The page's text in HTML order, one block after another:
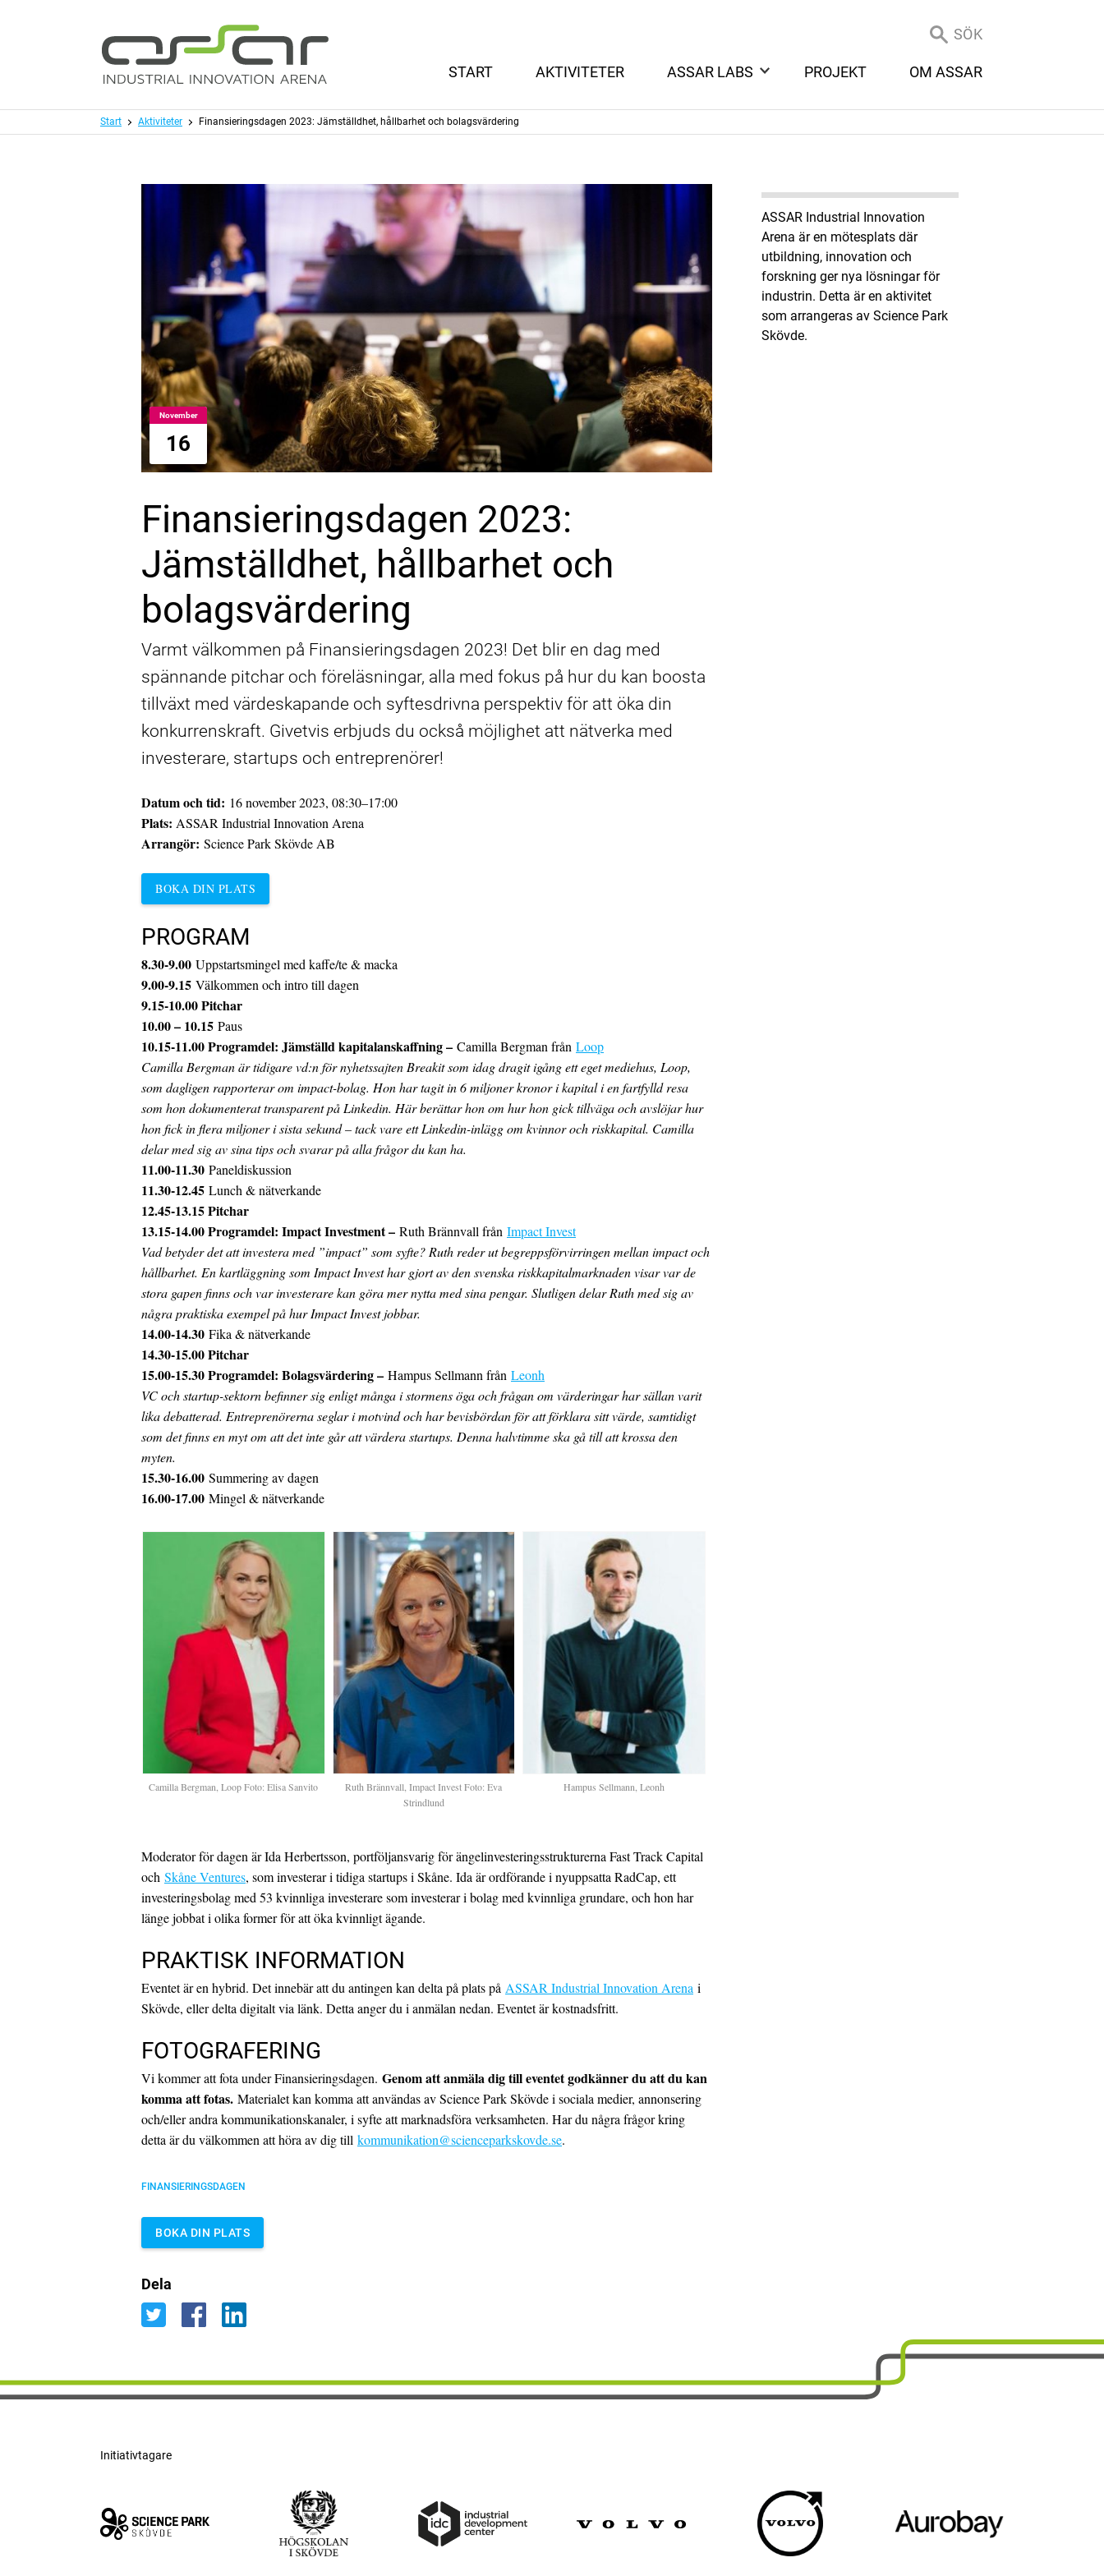
SÖK
START
AKTIVITETER ASSAR LABS PROJEKT OM ASSAR
Start Aktiviteter Finansieringsdagen 2023: Jämställdhet, hållbarhet och bolagsvärdering
November
16
Finansieringsdagen 2023:
Jämställdhet, hållbarhet och
bolagsvärdering
Varmt välkommen på Finansieringsdagen 2023! Det blir en dag med
spännande pitchar och föreläsningar, alla med fokus på hur du kan boosta
tillväxt med värdeskapande och syftesdrivna perspektiv för att öka din
konkurrenskraft. Givetvis erbjuds du också möjlighet att nätverka med
investerare, startups och entreprenörer!
Datum och tid: 16 november 2023, 08:30–17:00
Plats: ASSAR Industrial Innovation Arena
Arrangör: Science Park Skövde AB
BOKA DIN PLATS
PROGRAM
8.30-9.00 Uppstartsmingel med kaffe/te & macka
9.00-9.15 Välkommen och intro till dagen
9.15-10.00 Pitchar
10.00 – 10.15 Paus
10.15-11.00 Programdel: Jämställd kapitalanskaffning – Camilla Bergman från Loop
Camilla Bergman är tidigare vd:n för nyhetssajten Breakit som idag dragit igång ett eget mediehus, Loop,
som dagligen rapporterar om impact-bolag. Hon har tagit in 6 miljoner kronor i kapital i en fartfylld resa
som hon dokumenterat transparent på Linkedin. Här berättar hon om hur hon gick tillväga och avslöjar hur
hon fick in flera miljoner i sista sekund – tack vare ett Linkedin-inlägg om kvinnor och riskkapital. Camilla
delar med sig av sina tips och svarar på alla frågor du kan ha.
11.00-11.30 Paneldiskussion
11.30-12.45 Lunch & nätverkande
12.45-13.15 Pitchar
13.15-14.00 Programdel: Impact Investment – Ruth Brännvall från Impact Invest
Vad betyder det att investera med ”impact” som syfte? Ruth reder ut begreppsförvirringen mellan impact och
hållbarhet. En kartläggning som Impact Invest har gjort av den svenska riskkapitalmarknaden visar var de
stora gapen finns och var investerare kan göra mer nytta med sina pengar. Slutligen delar Ruth med sig av
några praktiska exempel på hur Impact Invest jobbar.
14.00-14.30 Fika & nätverkande
14.30-15.00 Pitchar
15.00-15.30 Programdel: Bolagsvärdering – Hampus Sellmann från Leonh
VC och startup-sektorn befinner sig enligt många i stormens öga och frågan om värderingar har sällan varit
lika debatterad. Entreprenörerna seglar i motvind och har bevisbördan för att förklara sitt värde, samtidigt
som det finns en myt om att det inte går att värdera startups. Denna halvtimme ska gå till att krossa den
myten.
15.30-16.00 Summering av dagen
16.00-17.00 Mingel & nätverkande
Camilla Bergman, Loop Foto: Elisa Sanvito
Ruth Brännvall, Impact Invest Foto: Eva
Strindlund
Hampus Sellmann, Leonh
Moderator för dagen är Ida Herbertsson, portföljansvarig för ängelinvesteringsstrukturerna Fast Track Capital
och Skåne Ventures, som investerar i tidiga startups i Skåne. Ida är ordförande i nyuppsatta RadCap, ett
investeringsbolag med 53 kvinnliga investerare som investerar i bolag med kvinnliga grundare, och hon har
länge jobbat i olika former för att öka kvinnligt ägande.
PRAKTISK INFORMATION
Eventet är en hybrid. Det innebär att du antingen kan delta på plats på ASSAR Industrial Innovation Arena i
Skövde, eller delta digitalt via länk. Detta anger du i anmälan nedan. Eventet är kostnadsfritt.
FOTOGRAFERING
Vi kommer att fota under Finansieringsdagen. Genom att anmäla dig till eventet godkänner du att du kan
komma att fotas. Materialet kan komma att användas av Science Park Skövde i sociala medier, annonsering
och/eller andra kommunikationskanaler, i syfte att marknadsföra verksamheten. Har du några frågor kring
detta är du välkommen att höra av dig till kommunikation@scienceparkskovde.se.
FINANSIERINGSDAGEN
BOKA DIN PLATS
Dela
ASSAR Industrial Innovation
Arena är en mötesplats där
utbildning, innovation och
forskning ger nya lösningar för
industrin. Detta är en aktivitet
som arrangeras av Science Park
Skövde.
Initiativtagare